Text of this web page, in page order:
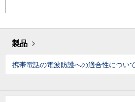
製品
携帯電話の電波防護への適合性につい